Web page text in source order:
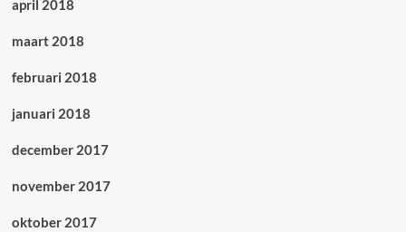
april 2018
maart 2018
februari 2018
januari 2018
december 2017
november 2017
oktober 2017